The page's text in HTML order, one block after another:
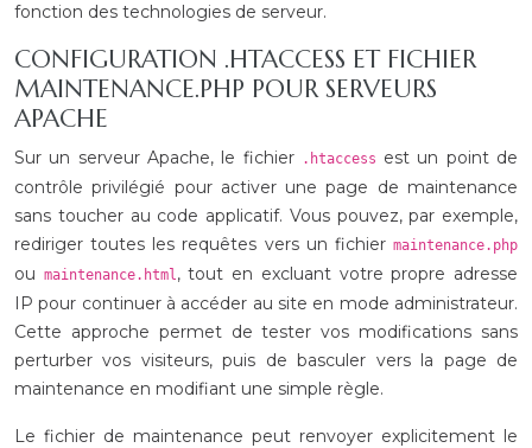
fonction des technologies de serveur.
CONFIGURATION .HTACCESS ET FICHIER
MAINTENANCE.PHP POUR SERVEURS
APACHE
Sur un serveur Apache, le fichier .htaccess est un point de
contrôle privilégié pour activer une page de maintenance
sans toucher au code applicatif. Vous pouvez, par exemple,
rediriger toutes les requêtes vers un fichier maintenance.php
ou maintenance.html, tout en excluant votre propre adresse
IP pour continuer à accéder au site en mode administrateur.
Cette approche permet de tester vos modifications sans
perturber vos visiteurs, puis de basculer vers la page de
maintenance en modifiant une simple règle.
Le fichier de maintenance peut renvoyer explicitement le